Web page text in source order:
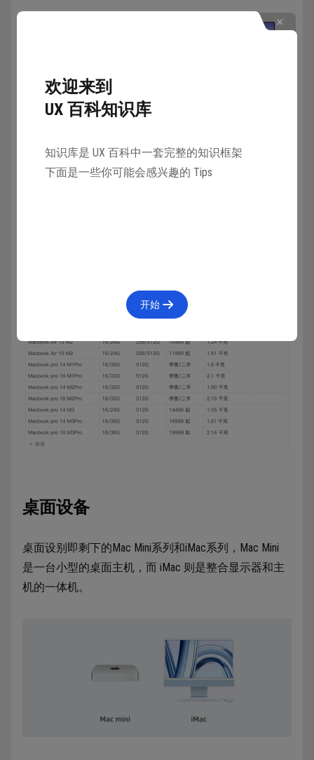
以下是笔记本可的选择范围表格明细：
桌面设备
桌面设别即剩下的Mac Mini系列和iMac系列，Mac Mini
是一台小型的桌面主机，而 iMac 则是整合显示器和主
机的一体机。
欢迎来到
UX 百科知识库
知识库是 UX 百科中一套完整的知识框架
下面是一些你可能会感兴趣的 Tips
开始